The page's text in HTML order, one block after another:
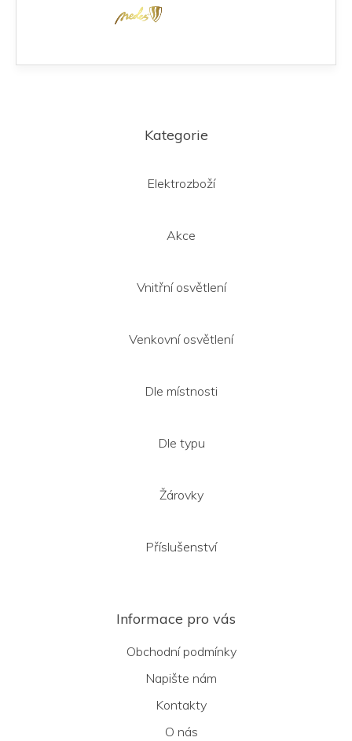
Kategorie
Elektrozboží
Akce
Vnitřní osvětlení
Venkovní osvětlení
Dle místnosti
Dle typu
Žárovky
Příslušenství
Informace pro vás
Obchodní podmínky
Napište nám
Kontakty
O nás